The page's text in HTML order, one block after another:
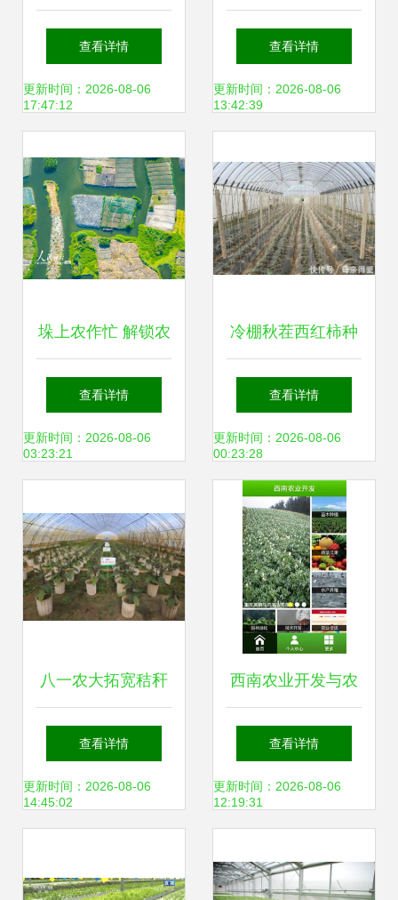
的乡土新名片
查看详情
更新时间：2026-08-06
17:47:12
到种植与发展方
向，一站式解读土
术
查看详情
更新时间：2026-08-06
13:42:39
垛上农作忙 解锁农
业种植技术的新维
度
查看详情
更新时间：2026-08-06
03:23:21
冷棚秋茬西红柿种
植关键技术详解
查看详情
更新时间：2026-08-06
00:23:28
八一农大拓宽秸秆
循环利用范围 开辟
农业资源转化新路
查看详情
更新时间：2026-08-06
14:45:02
西南农业开发与农
业种植技术下载指
南
查看详情
更新时间：2026-08-06
12:19:31